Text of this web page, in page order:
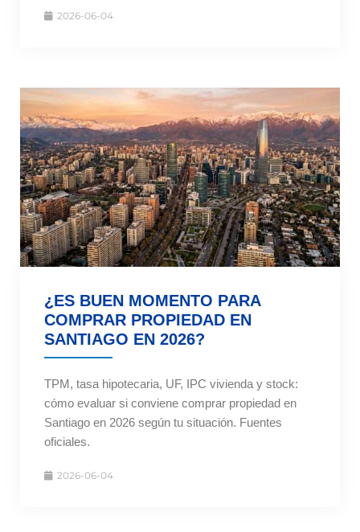
2026-06-04
¿ES BUEN MOMENTO PARA
COMPRAR PROPIEDAD EN
SANTIAGO EN 2026?
TPM, tasa hipotecaria, UF, IPC vivienda y stock:
cómo evaluar si conviene comprar propiedad en
Santiago en 2026 según tu situación. Fuentes
oficiales.
2026-06-04